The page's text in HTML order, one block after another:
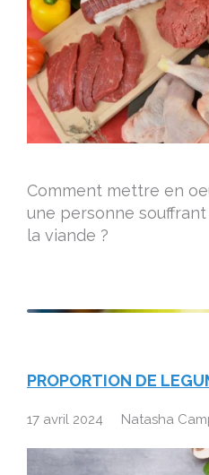
Comment mettre en
une personne souffrant
la viande ?
PROPORTION DE
17 avril 2024 Natasha